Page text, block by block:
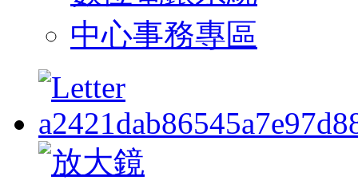
中心事務專區